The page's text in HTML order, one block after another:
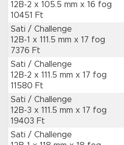
12B-2 x 105.5 mm x 16 fog
10451 Ft
Sati / Challenge
12B-1 x 111.5 mm x 17 fog
7376 Ft
Sati / Challenge
12B-2 x 111.5 mm x 17 fog
11580 Ft
Sati / Challenge
12B-3 x 111.5 mm x 17 fog
19403 Ft
Sati / Challenge